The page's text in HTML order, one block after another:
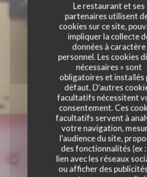
Le restaurant et ses
partenaires utilisent
cookies sur ce site,
impliquer la collecte
données à caractère
personnel. Les cookies
nécessaires » sont
obligatoires et installés
défaut. D'autres
facultatifs nécessitent
consentement. Ces
facultatifs servent à
votre navigation,
l'audience du site,
des fonctionnalités (ex :
lien avec les réseaux
ou afficher des
AKASAKA